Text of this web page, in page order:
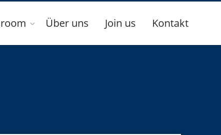
Über uns Join us Kontakt